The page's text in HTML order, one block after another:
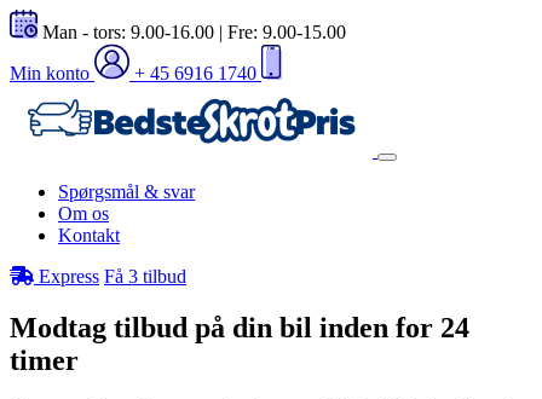
Man - tors: 9.00-16.00 | Fre: 9.00-15.00
Min konto
+ 45 6916 1740
Spørgsmål & svar
Om os
Kontakt
Express Få 3 tilbud
Modtag tilbud på din bil inden for 24
timer